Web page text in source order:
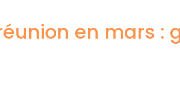
en mars :